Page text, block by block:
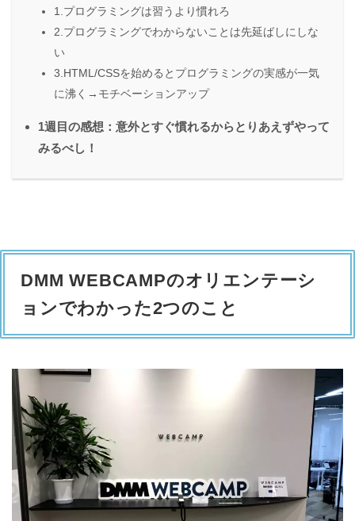
1.プログラミングは習うより慣れろ
2.プログラミングでわからないことは先延ばしにしな
い
3.HTML/CSSを始めるとプログラミングの実感が一気
に沸く→モチベーションアップ
1週目の感想：意外とすぐ慣れるからとりあえずやって
みるべし！
DMM WEBCAMPのオリエンテーシ
ョンでわかった2つのこと